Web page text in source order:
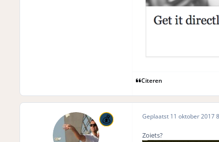
Citeren
Geplaatst 11 oktober 2017
Zoiets?